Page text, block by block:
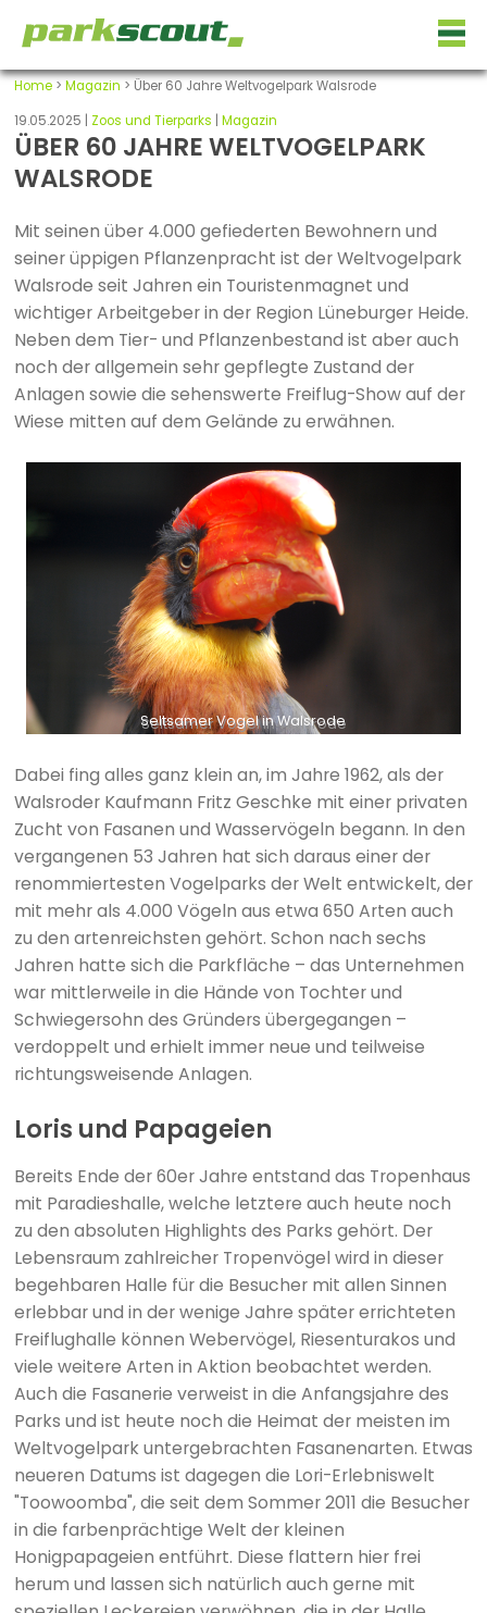
Home> Magazin > Über 60 Jahre Weltvogelpark Walsrode
19.05.2025 | Zoos und Tierparks Magazin
ÜBER 60 JAHRE WELTVOGELPARK
WALSRODE
Mit seinen über 4.000 gefiederten Bewohnern und
seiner üppigen Pflanzenpracht ist der Weltvogelpark
Walsrode seit Jahren ein Touristenmagnet und
wichtiger Arbeitgeber in der Region Lüneburger Heide.
Neben dem Tier- und Pflanzenbestand ist aber auch
noch der allgemein sehr gepflegte Zustand der
Anlagen sowie die sehenswerte Freiflug-Show auf der
Wiese mitten auf dem Gelände zu erwähnen.
Seltsamer Vogel in Walsrode
Dabei fing alles ganz klein an, im Jahre 1962, als der
Walsroder Kaufmann Fritz Geschke mit einer privaten
Zucht von Fasanen und Wasservögeln begann. In den
vergangenen 53 Jahren hat sich daraus einer der
renommiertesten Vogelparks der Welt entwickelt, der
mit mehr als 4.000 Vögeln aus etwa 650 Arten auch
zu den artenreichsten gehört. Schon nach sechs
Jahren hatte sich die Parkfläche – das Unternehmen
war mittlerweile in die Hände von Tochter und
Schwiegersohn des Gründers übergegangen –
verdoppelt und erhielt immer neue und teilweise
richtungsweisende Anlagen.
Loris und Papageien
Bereits Ende der 60er Jahre entstand das Tropenhaus
mit Paradieshalle, welche letztere auch heute noch
zu den absoluten Highlights des Parks gehört. Der
Lebensraum zahlreicher Tropenvögel wird in dieser
begehbaren Halle für die Besucher mit allen Sinnen
erlebbar und in der wenige Jahre später errichteten
Freiflughalle können Webervögel, Riesenturakos und
viele weitere Arten in Aktion beobachtet werden.
Auch die Fasanerie verweist in die Anfangsjahre des
Parks und ist heute noch die Heimat der meisten im
Weltvogelpark untergebrachten Fasanenarten. Etwas
neueren Datums ist dagegen die Lori-Erlebniswelt
"Toowoomba", die seit dem Sommer 2011 die Besucher
in die farbenprächtige Welt der kleinen
Honigpapageien entführt. Diese flattern hier frei
herum und lassen sich natürlich auch gerne mit